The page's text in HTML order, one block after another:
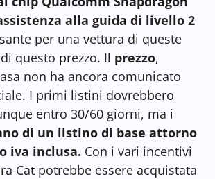
alla guida di livello 2
per una vettura di queste
questo prezzo. Il prezzo,
non ha ancora comunicato
I primi listini dovrebbero
entro 30/60 giorni, ma i
di un listino di base attorno
iva inclusa. Con i vari incentivi
Cat potrebbe essere acquistata